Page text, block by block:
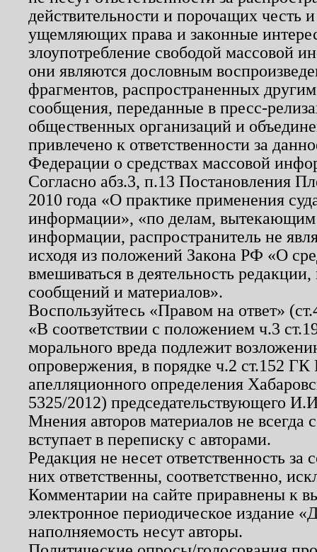
действительности и порочащих честь
ущемляющих права и законные
злоупотребление свободой массовой
они являются дословным
фрагментов, распространенных
сообщения, переданные в пресс-
общественных организаций и
привлечено к ответственности за
Федерации о средствах массовой
Согласно абз.3, п.13 Постановления
2010 года «О практике применения
информации», «по делам, вытекающим
информации, распространитель не
исходя из положений Закона РФ «О
вмешиваться в деятельность
сообщений и материалов».
Воспользуйтесь «Правом на ответ»
«В соответствии с положением ч.3
морального вреда подлежит
опровержения, в порядке ч.2 ст.152
апелляционного определения
5325/2012) председательствующего
Мнения авторов материалов не
вступает в переписку с авторами.
Редакция не несет ответственность
них ответственны, соответственно,
Комментарии на сайте приравнены к
электронное периодическое издание
наполняемость несут авторы.